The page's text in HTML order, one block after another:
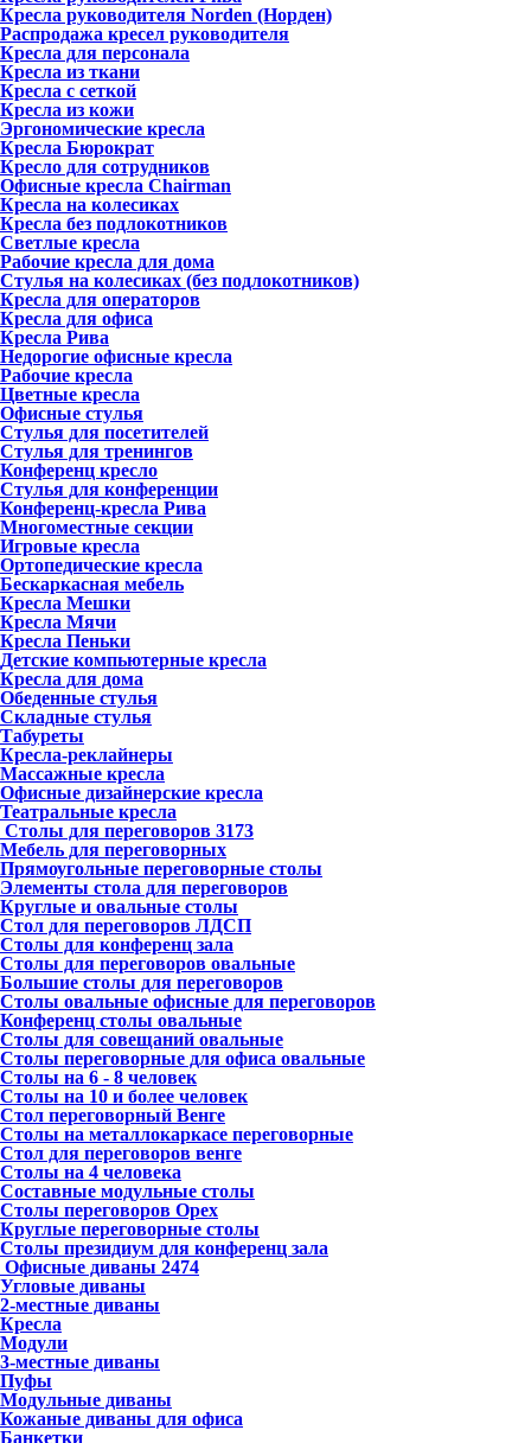
Кресла руководителя Norden (Норден)
Распродажа кресел руководителя
Кресла для персонала
Кресла из ткани
Кресла с сеткой
Кресла из кожи
Эргономические кресла
Кресла Бюрократ
Кресло для сотрудников
Офисные кресла Chairman
Кресла на колесиках
Кресла без подлокотников
Светлые кресла
Рабочие кресла для дома
Стулья на колесиках (без подлокотников)
Кресла для операторов
Кресла для офиса
Кресла Рива
Недорогие офисные кресла
Рабочие кресла
Цветные кресла
Офисные стулья
Стулья для посетителей
Стулья для тренингов
Конференц кресло
Стулья для конференции
Конференц-кресла Рива
Многоместные секции
Игровые кресла
Ортопедические кресла
Бескаркасная мебель
Кресла Мешки
Кресла Мячи
Кресла Пеньки
Детские компьютерные кресла
Кресла для дома
Обеденные стулья
Складные стулья
Табуреты
Кресла-реклайнеры
Массажные кресла
Офисные дизайнерские кресла
Театральные кресла
Столы для переговоров 3173
Мебель для переговорных
Прямоугольные переговорные столы
Элементы стола для переговоров
Круглые и овальные столы
Стол для переговоров ЛДСП
Столы для конференц зала
Столы для переговоров овальные
Большие столы для переговоров
Столы овальные офисные для переговоров
Конференц столы овальные
Столы для совещаний овальные
Столы переговорные для офиса овальные
Столы на 6 - 8 человек
Столы на 10 и более человек
Стол переговорный Венге
Столы на металлокаркасе переговорные
Стол для переговоров венге
Столы на 4 человека
Составные модульные столы
Столы переговоров Орех
Круглые переговорные столы
Столы президиум для конференц зала
Офисные диваны 2474
Угловые диваны
2-местные диваны
Кресла
Модули
3-местные диваны
Пуфы
Модульные диваны
Кожаные диваны для офиса
Банкетки